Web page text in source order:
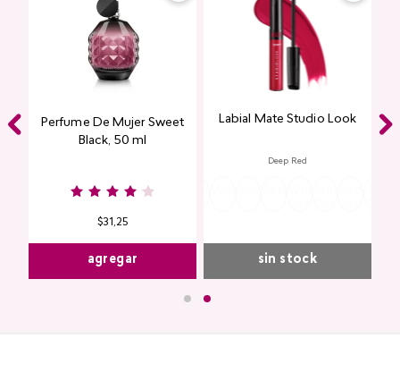
Perfume De Mujer Sweet
Black, 50 ml
$31,25
agregar
Labial Mate Studio Look
Deep Red
Burgundy
RosePink
sin stock